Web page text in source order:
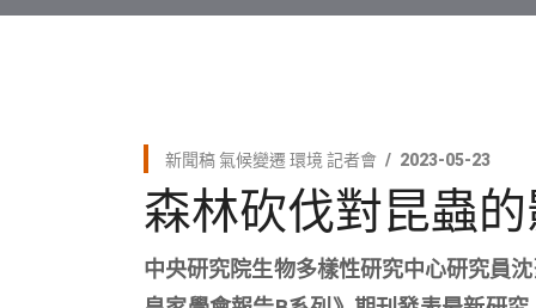
新聞稿氣候變遷 環境 記者會 2023-05-23
森林砍伐對昆蟲
中央研究院生物多樣性研究中心研究員